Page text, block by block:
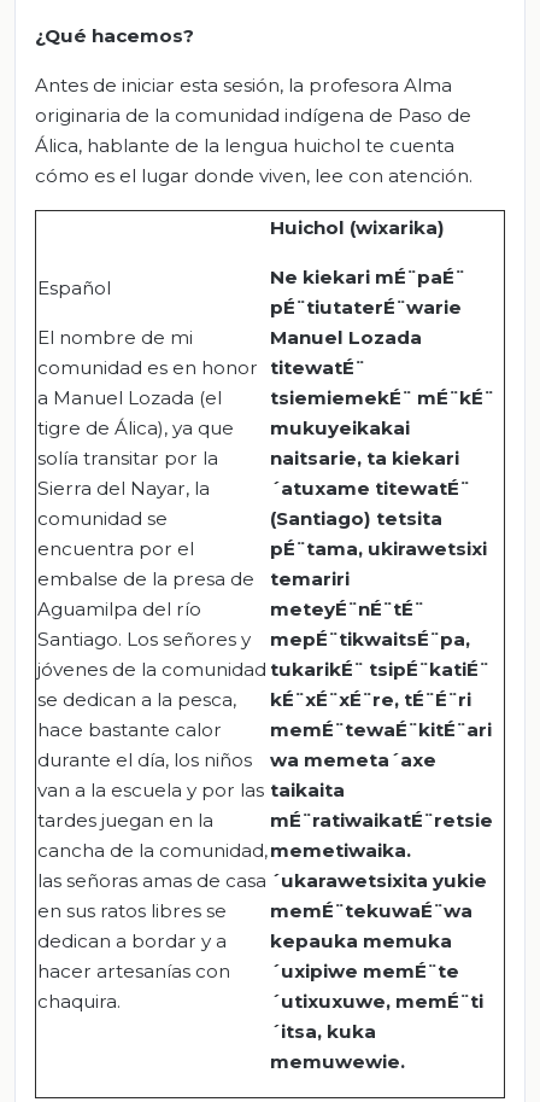
¿Qué hacemos?
Antes de iniciar esta sesión, la profesora Alma
originaria de la comunidad indígena de Paso de
Álica, hablante de la lengua huichol te cuenta
cómo es el lugar donde viven, lee con atención.
Español
El nombre de mi
comunidad es en honor
a Manuel Lozada (el
tigre de Álica), ya que
solía transitar por la
Sierra del Nayar, la
comunidad se
encuentra por el
embalse de la presa de
Aguamilpa del río
Santiago. Los señores y
jóvenes de la comunidad
se dedican a la pesca,
hace bastante calor
durante el día, los niños
van a la escuela y por las
tardes juegan en la
cancha de la comunidad,
las señoras amas de casa
en sus ratos libres se
dedican a bordar y a
hacer artesanías con
chaquira.
Huichol (wixarika)
Ne kiekari mÉ¨paÉ¨
pÉ¨tiutaterÉ¨warie
Manuel Lozada
titewatÉ¨
tsiemiemekÉ¨ mÉ¨kÉ¨
mukuyeikakai
naitsarie, ta kiekari
´atuxame titewatÉ¨
(Santiago) tetsita
pÉ¨tama, ukirawetsixi
temariri
meteyÉ¨nÉ¨tÉ¨
mepÉ¨tikwaitsÉ¨pa,
tukarikÉ¨ tsipÉ¨katiÉ¨
kÉ¨xÉ¨xÉ¨re, tÉ¨É¨ri
memÉ¨tewaÉ¨kitÉ¨ari
wa memeta´axe
taikaita
mÉ¨ratiwaikatÉ¨retsie
memetiwaika.
´ukarawetsixita yukie
memÉ¨tekuwaÉ¨wa
kepauka memuka
´uxipiwe memÉ¨te
´utixuxuwe, memÉ¨ti
´itsa, kuka
memuwewie.